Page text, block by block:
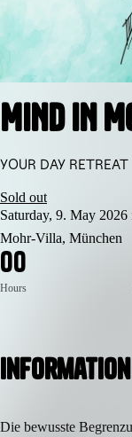
MIND IN
YOUR DAY RETREAT
Sold out
Saturday, 9. May
Mohr-Villa, München
00
Hours
Information
Die bewusste